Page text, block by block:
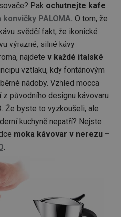
Pak ochutnejte kafe
konvičky PALOMA. O tom, že
svědčí fakt, že ikonické
výrazné, silné kávy
najdete v každé italské
vztlaku, kdy fontánovým
nádoby. Vzhled mocca
z původního designu kávovaru
Že byste to vyzkoušeli, ale
kuchyně nepatří? Nejste
moka kávovar v nerezu –
.